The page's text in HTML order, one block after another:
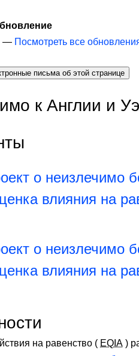
— Посмотреть все
письма об этой странице
к Англии и
о неизлечимо
влияния на
о неизлечимо
влияния на
на равенство ( EQIA )